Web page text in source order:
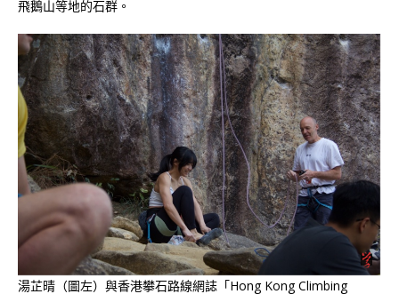
飛鵝山等地的石群。
湯芷晴（圖左）與香港攀石路線網誌「Hong Kong Climbing